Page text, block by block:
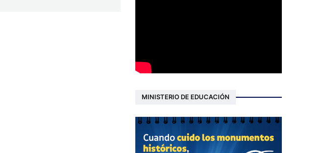
MINISTERIO DE EDUCACIÓN